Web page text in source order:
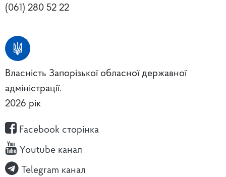
(061) 280 52 22
Власність Запорізької обласної державної
адміністрації.
2026 рік
Facebook сторінка
Youtube канал
Telegram канал